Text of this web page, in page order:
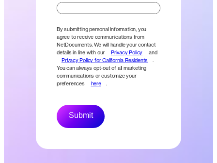
By submitting personal information, you
agree to receive communications from
NetDocuments. We will handle your contact
details in line with our
Privacy Policy
and
Privacy Policy for California Residents
.
You can always opt-out of all marketing
communications or customize your
preferences
here .
Submit